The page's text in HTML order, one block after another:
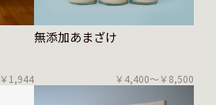
￥1,944
無添加あまざけ
￥4,400〜￥8,500